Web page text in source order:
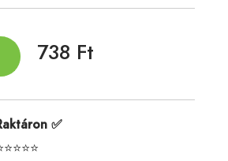
738 Ft
✅